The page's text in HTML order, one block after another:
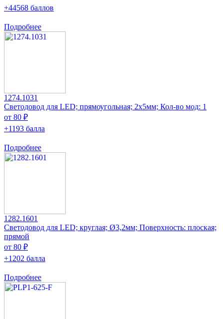
+44568 баллов
Подробнее
1274.1031
Светодовод для LED; прямоугольная; 2x5мм; Кол-во мод: 1
от 80 ₽
+1193 балла
Подробнее
1282.1601
Светодовод для LED; круглая; Ø3,2мм; Поверхность: плоская;
прямой
от 80 ₽
+1202 балла
Подробнее